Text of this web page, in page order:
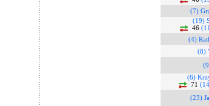
(7)
(19)
46
(4)
(8)
(6)
71
(23)